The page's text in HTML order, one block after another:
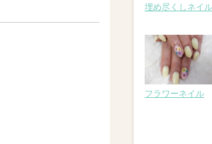
埋め尽くしネイル
フラワーネイル